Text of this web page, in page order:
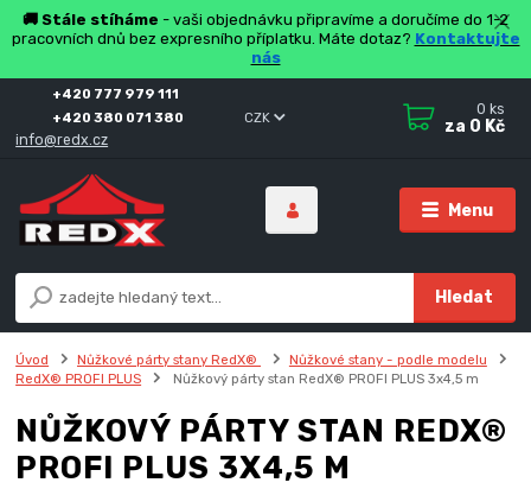
🚚 Stále stíháme - vaši objednávku připravíme a doručíme do 1-2
pracovních dnů bez expresního příplatku. Máte dotaz? Kontaktujte
nás
Menu
CZK
Hledat
+420 777 979 111
+420 380 071 380
info@redx.cz
0 ks
za 0 Kč
Úvod Nůžkové párty stany RedX®
Nůžkové stany - podle modelu
RedX® PROFI PLUS
Nůžkový párty stan RedX® PROFI PLUS 3x4,5 m
NŮŽKOVÝ PÁRTY STAN REDX®
PROFI PLUS 3X4,5 M